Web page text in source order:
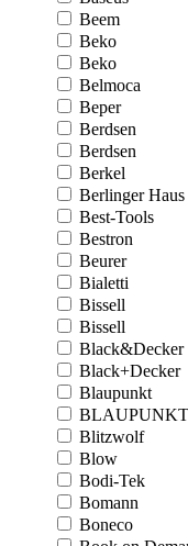
Beem
Beko
Beko
Belmoca
Beper
Berdsen
Berdsen
Berkel
Berlinger Haus
Best-Tools
Bestron
Beurer
Bialetti
Bissell
Bissell
Black&Decker
Black+Decker
Blaupunkt
BLAUPUNKT
Blitzwolf
Blow
Bodi-Tek
Bomann
Boneco